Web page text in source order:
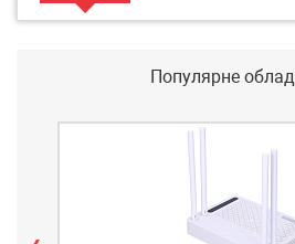
Популярне